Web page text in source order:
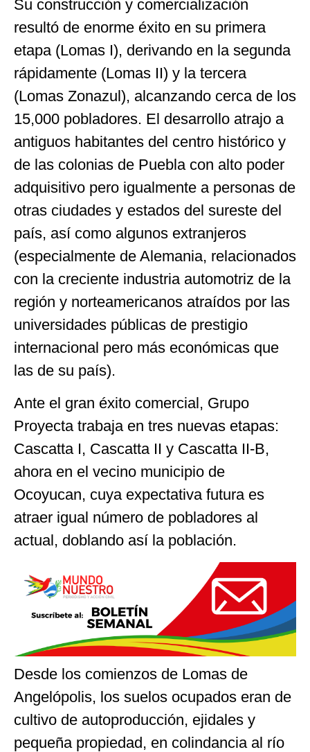
Su construcción y comercialización
resultó de enorme éxito en su primera
etapa (Lomas I), derivando en la segunda
rápidamente (Lomas II) y la tercera
(Lomas Zonazul), alcanzando cerca de los
15,000 pobladores. El desarrollo atrajo a
antiguos habitantes del centro histórico y
de las colonias de Puebla con alto poder
adquisitivo pero igualmente a personas de
otras ciudades y estados del sureste del
país, así como algunos extranjeros
(especialmente de Alemania, relacionados
con la creciente industria automotriz de la
región y norteamericanos atraídos por las
universidades públicas de prestigio
internacional pero más económicas que
las de su país).
Ante el gran éxito comercial, Grupo
Proyecta trabaja en tres nuevas etapas:
Cascatta I, Cascatta II y Cascatta II-B,
ahora en el vecino municipio de
Ocoyucan, cuya expectativa futura es
atraer igual número de pobladores al
actual, doblando así la población.
Desde los comienzos de Lomas de
Angelópolis, los suelos ocupados eran de
cultivo de autoproducción, ejidales y
pequeña propiedad, en colindancia al río